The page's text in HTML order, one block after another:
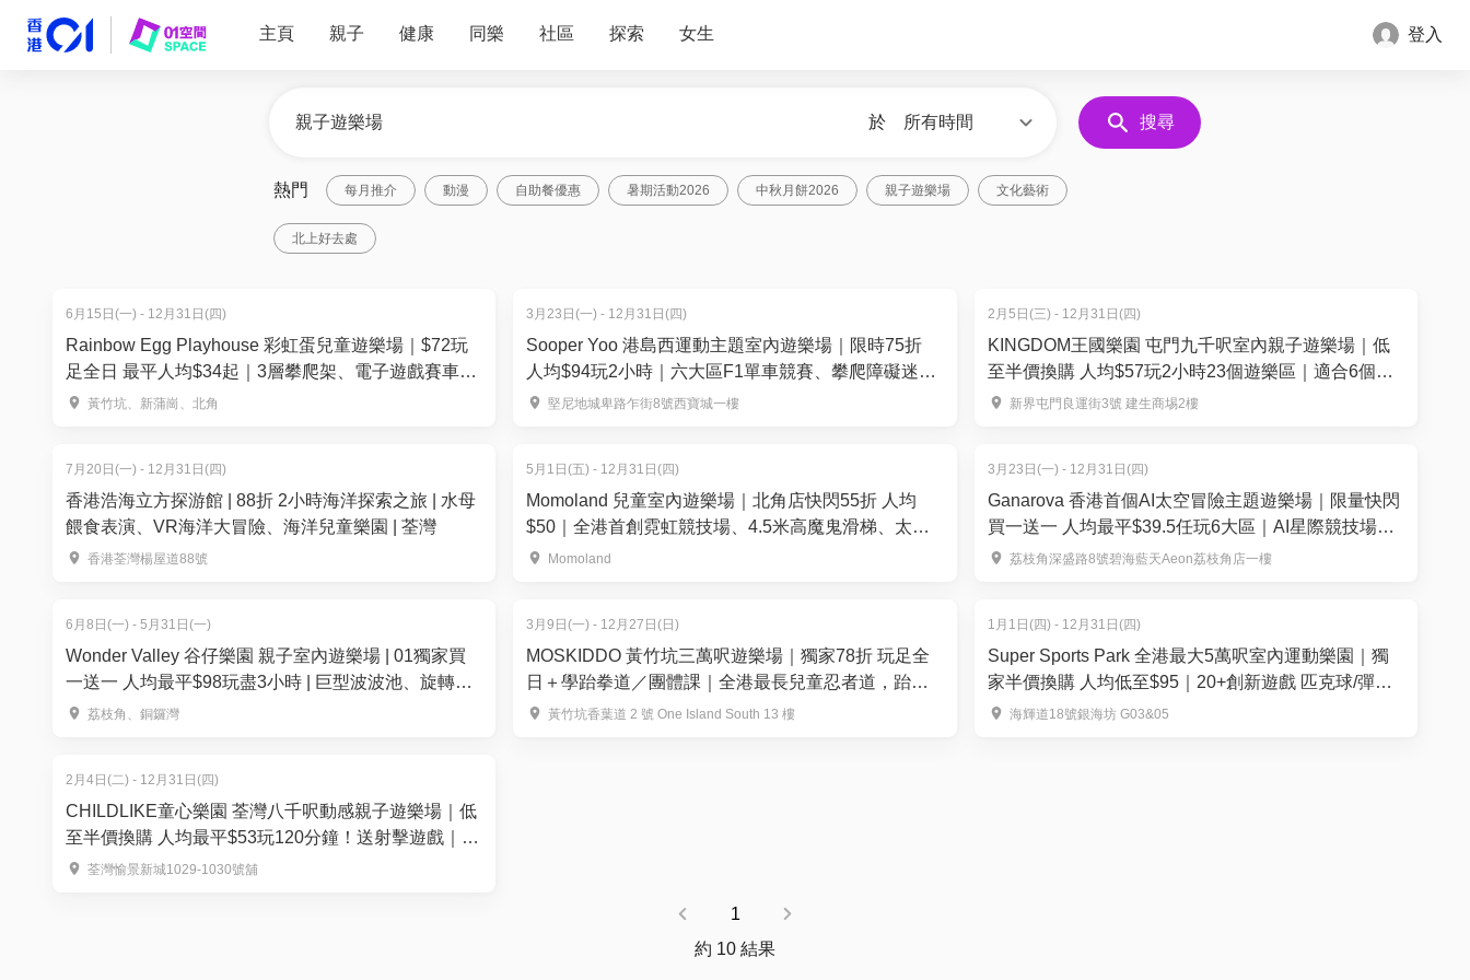
登入
主頁 親子 健康 同樂 社區 探索 女生
於 所有時間 搜尋
熱門 每月推介 動漫 自助餐優惠 暑期活動2026 中秋月餅2026 親子遊樂場 文化藝術
北上好去處
6月15日(一) - 12月31日(四)
Rainbow Egg Playhouse 彩虹蛋兒童遊樂場｜$72玩
足全日 最平人均$34起｜3層攀爬架、電子遊戲賽車
機、模擬消防員遊戲、旋轉摩天輪 | 黃竹坑、新蒲崗、
黃竹坑、新蒲崗、北角
3月23日(一) - 12月31日(四)
Sooper Yoo 港島西運動主題室內遊樂場｜限時75折
人均$94玩2小時｜六大區F1單車競賽、攀爬障礙迷宮
｜堅尼地城
堅尼地城卑路乍街8號西寶城一樓
2月5日(三) - 12月31日(四)
KINGDOM王國樂園 屯門九千呎室內親子遊樂場｜低
至半價換購 人均$57玩2小時23個遊樂區｜適合6個月
以上兒童
新界屯門良運街3號 建生商埸2樓
7月20日(一) - 12月31日(四)
香港浩海立方探游館 | 88折 2小時海洋探索之旅 | 水母
餵食表演、VR海洋大冒險、海洋兒童樂園 | 荃灣
香港荃灣楊屋道88號
5月1日(五) - 12月31日(四)
Momoland 兒童室內遊樂場｜北角店快閃55折 人均
$50｜全港首創霓虹競技場、4.5米高魔鬼滑梯、太鼓
之達人 | 荃灣西店、北角店
Momoland
3月23日(一) - 12月31日(四)
Ganarova 香港首個AI太空冒險主題遊樂場｜限量快閃
買一送一 人均最平$39.5任玩6大區｜AI星際競技場、
太空無重力世界｜荔枝角好去處
荔枝角深盛路8號碧海藍天Aeon荔枝角店一樓
6月8日(一) - 5月31日(一)
Wonder Valley 谷仔樂園 親子室內遊樂場 | 01獨家買
一送一 人均最平$98玩盡3小時 | 巨型波波池、旋轉木
馬 | 荔枝角、銅鑼灣店
荔枝角、銅鑼灣
3月9日(一) - 12月27日(日)
MOSKIDDO 黃竹坑三萬呎遊樂場｜獨家78折 玩足全
日＋學跆拳道／團體課｜全港最長兒童忍者道，跆拳
道課程
黃竹坑香葉道 2 號 One Island South 13 樓
1月1日(四) - 12月31日(四)
Super Sports Park 全港最大5萬呎室內運動樂園｜獨
家半價換購 人均低至$95｜20+創新遊戲 匹克球/彈床/
滑板海輝道18號銀海坊 G03&05
2月4日(二) - 12月31日(四)
CHILDLIKE童心樂園 荃灣八千呎動感親子遊樂場｜低
至半價換購 人均最平$53玩120分鐘！送射擊遊戲｜18
大主題區玩全港獨有MR互動體驗及水上小船漂流
荃灣愉景新城1029-1030號舖
1
約 10 結果